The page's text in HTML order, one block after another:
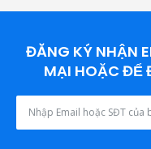
ĐĂNG KÝ NHẬN
MẠI HOẶC ĐỂ